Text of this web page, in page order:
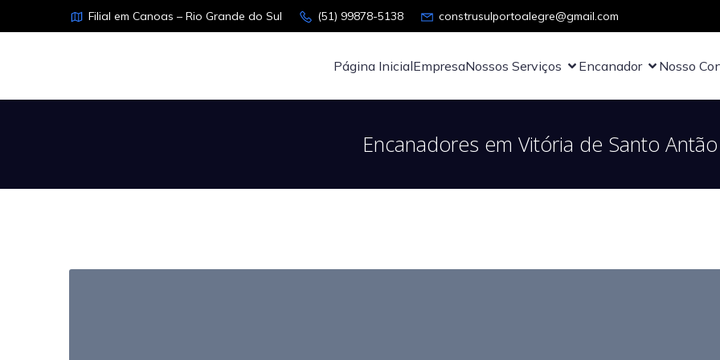
Filial em Canoas – Rio Grande do Sul (51) 99878-5138 construsulportoalegre@gmail.com
Página InicialEmpresaNossos Serviços Encanador Nosso
Encanadores em Vitória de Santo Antão